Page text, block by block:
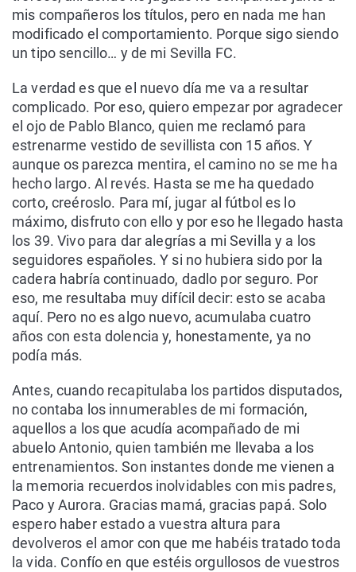
mis compañeros los títulos, pero en nada me han
modificado el comportamiento. Porque sigo siendo
un tipo sencillo… y de mi Sevilla FC.
La verdad es que el nuevo día me va a resultar
complicado. Por eso, quiero empezar por agradecer
el ojo de Pablo Blanco, quien me reclamó para
estrenarme vestido de sevillista con 15 años. Y
aunque os parezca mentira, el camino no se me ha
hecho largo. Al revés. Hasta se me ha quedado
corto, creéroslo. Para mí, jugar al fútbol es lo
máximo, disfruto con ello y por eso he llegado hasta
los 39. Vivo para dar alegrías a mi Sevilla y a los
seguidores españoles. Y si no hubiera sido por la
cadera habría continuado, dadlo por seguro. Por
eso, me resultaba muy difícil decir: esto se acaba
aquí. Pero no es algo nuevo, acumulaba cuatro
años con esta dolencia y, honestamente, ya no
podía más.
Antes, cuando recapitulaba los partidos disputados,
no contaba los innumerables de mi formación,
aquellos a los que acudía acompañado de mi
abuelo Antonio, quien también me llevaba a los
entrenamientos. Son instantes donde me vienen a
la memoria recuerdos inolvidables con mis padres,
Paco y Aurora. Gracias mamá, gracias papá. Solo
espero haber estado a vuestra altura para
devolveros el amor con que me habéis tratado toda
la vida. Confío en que estéis orgullosos de vuestros